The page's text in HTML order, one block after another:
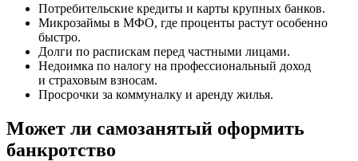
Потребительские кредиты и карты крупных банков.
Микрозаймы в МФО, где проценты растут особенно
быстро.
Долги по распискам перед частными лицами.
Недоимка по налогу на профессиональный доход
и страховым взносам.
Просрочки за коммуналку и аренду жилья.
Может ли самозанятый оформить
банкротство